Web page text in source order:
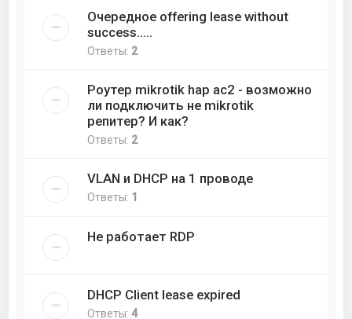
Очередное offering lease without
success.....
Ответы: 2
Роутер mikrotik hap ac2 - возможно
ли подключить не mikrotik
репитер? И как?
Ответы: 2
VLAN и DHCP на 1 проводе
Ответы: 1
Не работает RDP
DHCP Client lease expired
Ответы:4